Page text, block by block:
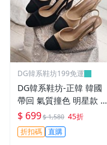
DG韓系鞋坊199免運
DG韓系鞋坊-正韓 韓國
帶回 氣質撞色 明星款 小
香款高跟鞋 粗跟 簍空 顯
瘦OL約會穿搭【18F003
8】現貨
$ 699$ 1,580 45折
折扣碼 直購